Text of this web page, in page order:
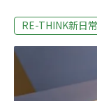
用也難以回收
配件百百種，手
年售出600萬支
換週期3.5年計
RE-THINK新日常